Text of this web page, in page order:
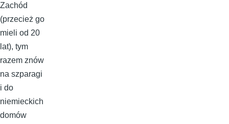
Zachód
(przecież go
mieli od 20
lat), tym
razem znów
na szparagi
i do
niemieckich
domów